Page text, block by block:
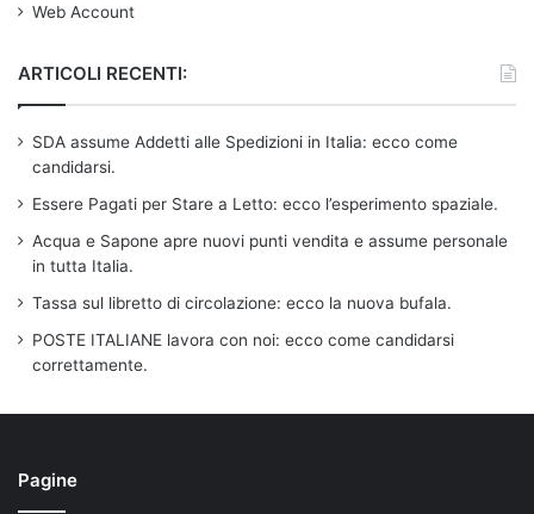
Web Account
ARTICOLI RECENTI:
SDA assume Addetti alle Spedizioni in Italia: ecco come
candidarsi.
Essere Pagati per Stare a Letto: ecco l’esperimento spaziale.
Acqua e Sapone apre nuovi punti vendita e assume personale
in tutta Italia.
Tassa sul libretto di circolazione: ecco la nuova bufala.
POSTE ITALIANE lavora con noi: ecco come candidarsi
correttamente.
Pagine